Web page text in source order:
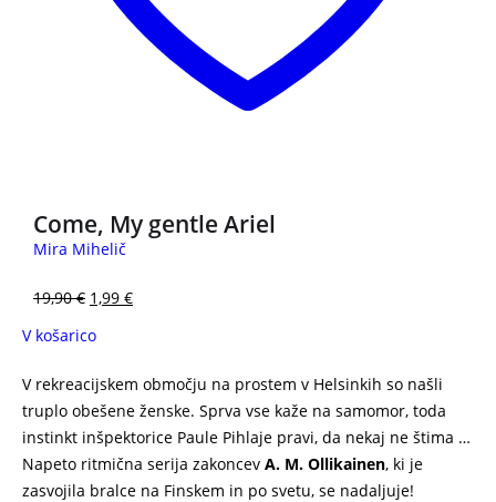
Come, My gentle Ariel
Mira Mihelič
19,90€ 1,99 €
V košarico
V rekreacijskem območju na prostem v Helsinkih so našli
truplo obešene ženske. Sprva vse kaže na samomor, toda
instinkt inšpektorice Paule Pihlaje pravi, da nekaj ne štima …
Napeto ritmična serija zakoncev A. M. Ollikainen, ki je
zasvojila bralce na Finskem in po svetu, se nadaljuje!